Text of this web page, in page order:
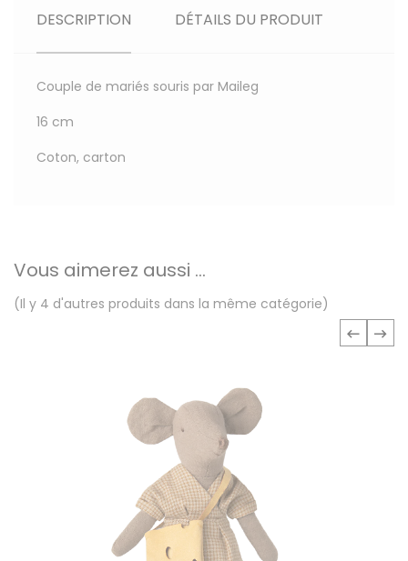
DESCRIPTION DÉTAILS DU PRODUIT
Couple de mariés souris par Maileg
16 cm
Coton, carton
Vous aimerez aussi ...
(Il y 4 d'autres produits dans la même catégorie)